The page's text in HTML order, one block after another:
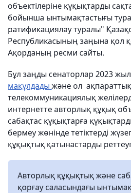
объектілеріне құқықтарды
бойынша ынтымақтастығы
ратификациялау туралы"
Республикасының заңына қол
Ақорданың ресми сайты.
Бұл заңды сенаторлар 2023
мақұлдады және ол
телекоммуникациялық
интернетте авторлық құқық
сабақтас құқықтарға
бермеу жөнінде тетіктерді
құқықтық қатынастарды
Авторлық құқықтық және
қорғау саласындағы